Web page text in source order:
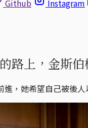
Github Instagram
路上，金斯
，她希望自己被後人